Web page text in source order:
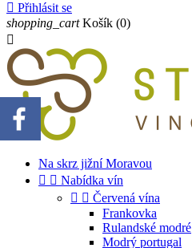
 Přihlásit se
shopping_cart Košík (0)

Na skrz jižní Moravou
  Nabídka vín
  Červená vína
Frankovka
Rulandské modré
Modrý portugal